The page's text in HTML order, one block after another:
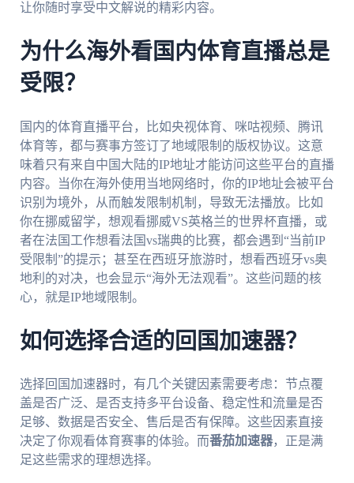
让你随时享受中文解说的精彩内容。
为什么海外看国内体育直播总是
受限？
国内的体育直播平台，比如央视体育、咪咕视频、腾讯
体育等，都与赛事方签订了地域限制的版权协议。这意
味着只有来自中国大陆的IP地址才能访问这些平台的直播
内容。当你在海外使用当地网络时，你的IP地址会被平台
识别为境外，从而触发限制机制，导致无法播放。比如
你在挪威留学，想观看挪威VS英格兰的世界杯直播，或
者在法国工作想看法国vs瑞典的比赛，都会遇到“当前IP
受限制”的提示；甚至在西班牙旅游时，想看西班牙vs奥
地利的对决，也会显示“海外无法观看”。这些问题的核
心，就是IP地域限制。
如何选择合适的回国加速器？
选择回国加速器时，有几个关键因素需要考虑：节点覆
盖是否广泛、是否支持多平台设备、稳定性和流量是否
足够、数据是否安全、售后是否有保障。这些因素直接
决定了你观看体育赛事的体验。而番茄加速器，正是满
足这些需求的理想选择。